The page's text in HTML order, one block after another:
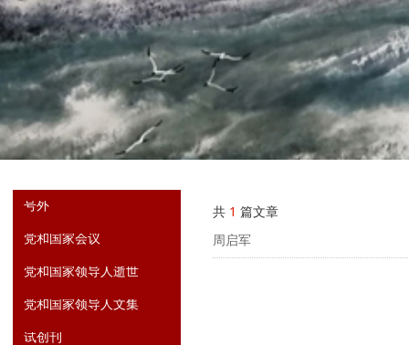
共 1 篇文章
周启军
号外
党和国家会议
党和国家领导人逝世
党和国家领导人文集
试创刊